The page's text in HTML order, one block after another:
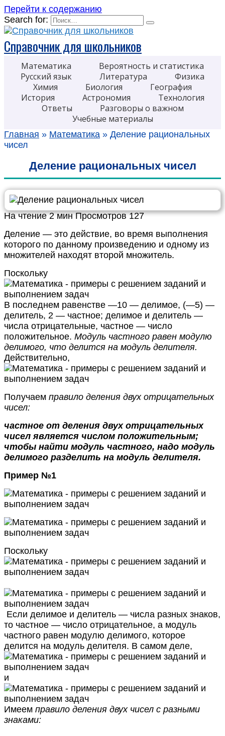
Перейти к содержанию
Search for:
Справочник для школьников
Математика
Вероятность и статистика
Русский язык
Литература
Физика
Химия
Биология
География
История
Астрономия
Технология
Ответы
Разговоры о важном
Учебные материалы
Главная » Математика » Деление рациональных
чисел
Деление рациональных чисел
На чтение2 мин Просмотров 127
Деление — это действие, во время выполнения
которого по данному произведению и одному из
множителей находят второй множитель.
Поскольку
В последнем равенстве —10 — делимое, (—5) —
делитель, 2 — частное; делимое и делитель —
числа отрицательные, частное — число
положительное. Модуль частного равен модулю
делимого, что делится на модуль делителя.
Действительно,
Получаем правило деления двух отрицательных
чисел:
частное от деления двух отрицательных
чисел является числом положительным;
чтобы найти модуль частного, надо модуль
делимого разделить на модуль делителя.
Пример №1
Поскольку
Если делимое и делитель — числа разных знаков,
то частное — число отрицательное, а модуль
частного равен модулю делимого, которое
делится на модуль делителя. В самом деле,
и
Имеем правило деления двух чисел с разными
знаками: